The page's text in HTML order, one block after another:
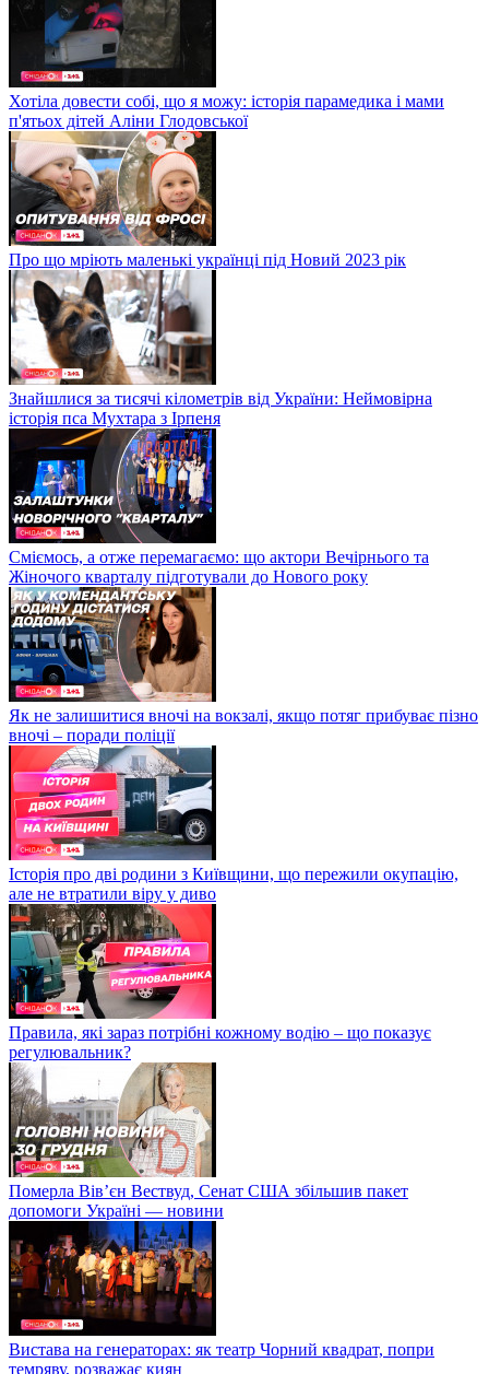
Хотіла довести собі, що я можу: історія парамедика і мами
п'ятьох дітей Аліни Глодовської
Про що мріють маленькі українці під Новий 2023 рік
Знайшлися за тисячі кілометрів від України: Неймовірна
історія пса Мухтара з Ірпеня
Сміємось, а отже перемагаємо: що актори Вечірнього та
Жіночого кварталу підготували до Нового року
Як не залишитися вночі на вокзалі, якщо потяг прибуває пізно
вночі – поради поліції
Історія про дві родини з Київщини, що пережили окупацію,
але не втратили віру у диво
Правила, які зараз потрібні кожному водію – що показує
регулювальник?
Померла Вівʼєн Вествуд, Сенат США збільшив пакет
допомоги Україні — новини
Вистава на генераторах: як театр Чорний квадрат, попри
темряву, розважає киян